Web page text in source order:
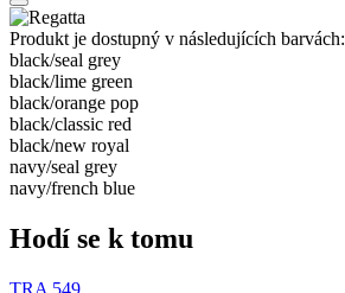
Produkt je dostupný v následujících barvách:
black/​seal grey
black/​lime green
black/​orange pop
black/​classic red
black/​new royal
navy/​seal grey
navy/​french blue
Hodí se k tomu